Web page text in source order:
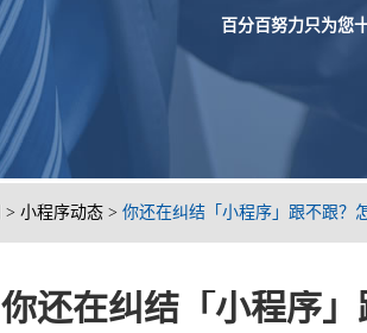
百分百努力只为您
> 小程序动态 > 你还在纠结「小程序」跟不跟？
你还在纠结「小程序